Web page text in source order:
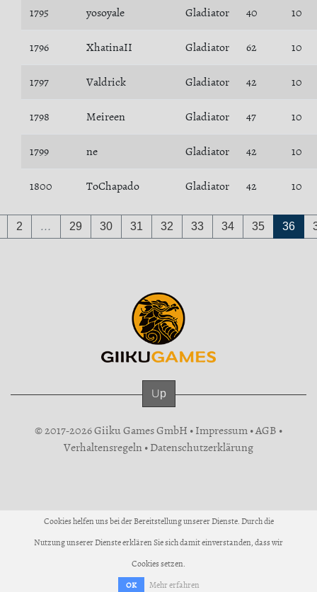
1795 yosoyale Gladiator 40 10
1796 XhatinaII Gladiator 62 10
1797 Valdrick Gladiator 42 10
1798 Meireen Gladiator 47 10
1799 ne Gladiator 42 10
1800 ToChapado Gladiator 42 10
2 … 29 30 31 32 33 34 35 36
Up
© 2017-2026 Giiku Games GmbH •Impressum•AGB •
Verhaltensregeln•Datenschutzerklärung
Cookies helfen uns bei der Bereitstellung unserer Dienste. Durch die
Nutzung unserer Dienste erklären Sie sich damit einverstanden, dass wir
Cookies setzen.
OK Mehr erfahren